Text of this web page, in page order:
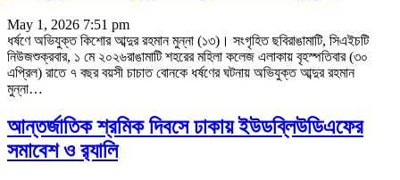
May 1, 2026 7:51 pm
ধর্ষণে অভিযুক্ত কিশোর আব্দুর রহমান মুন্না (১৩)। সংগৃহিত ছবিরাঙামাটি, সিএইচটি
নিউজশুক্রবার, ১ মে ২০২৬রাঙামাটি শহরের মহিলা কলেজ এলাকায় বৃহস্পতিবার (৩০
এপ্রিল) রাতে ৭ বছর বয়সী চাচাত বোনকে ধর্ষণের ঘটনায় অভিযুক্ত আব্দুর রহমান
মুন্না…
আন্তর্জাতিক শ্রমিক দিবসে ঢাকায় ইউডব্লিউডিএফের
সমাবেশ ও র‌্যালি